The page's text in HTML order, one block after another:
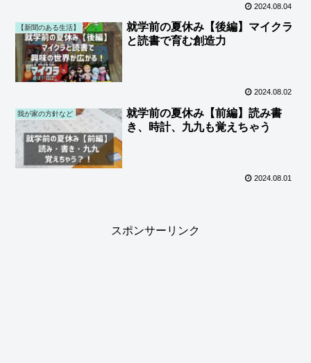
2024.08.04
【新聞のある生活】
就学前の夏休み【後編】マイクラ
と読書で育む創造力
2024.08.02
我が家の方針など
就学前の夏休み【前編】読み書
き、時計、九九も覚えちゃう
2024.08.01
スポンサーリンク